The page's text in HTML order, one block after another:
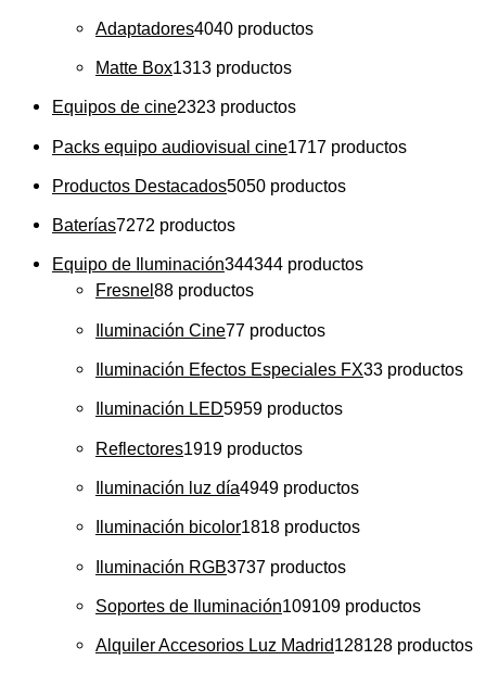
Adaptadores4040 productos
Matte Box1313 productos
Equipos de cine2323 productos
Packs equipo audiovisual cine1717 productos
Productos Destacados5050 productos
Baterías7272 productos
Equipo de Iluminación344344 productos
Fresnel 88 productos
Iluminación Cine77 productos
Iluminación Efectos Especiales FX33 productos
Iluminación LED5959 productos
Reflectores1919 productos
Iluminación luz día4949 productos
Iluminación bicolor1818 productos
Iluminación RGB3737 productos
Soportes de Iluminación109109 productos
Alquiler Accesorios Luz Madrid128128 productos